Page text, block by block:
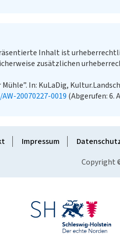
Inhalt ist
zusätzlichen
In: KuLaDig,
20070227-0019 (Abgerufen: 6.
Impressum
Copyright